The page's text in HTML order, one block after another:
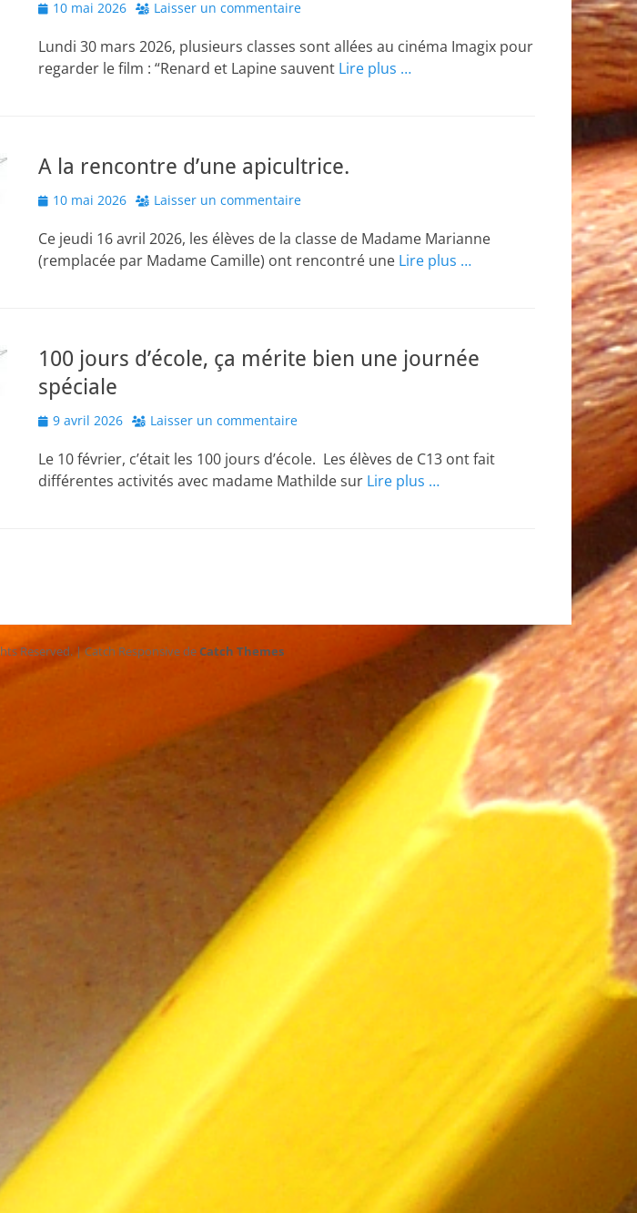
Posted
10 mai 2026 Laisser un commentaire
Lundi 30 mars 2026, plusieurs classes sont allées au cinéma Imagix pour
regarder le film : “Renard et Lapine sauvent Lire plus …
A la rencontre d’une apicultrice.
Posted
10 mai 2026 Laisser un commentaire
Ce jeudi 16 avril 2026, les élèves de la classe de Madame Marianne
(remplacée par Madame Camille) ont rencontré une Lire plus …
100 jours d’école, ça mérite bien une journée
spéciale
Posted
9 avril 2026 Laisser un commentaire
Le 10 février, c’était les 100 jours d’école. Les élèves de C13 ont fait
différentes activités avec madame Mathilde sur Lire plus …
Reserved. | Catch Responsive deCatch Themes